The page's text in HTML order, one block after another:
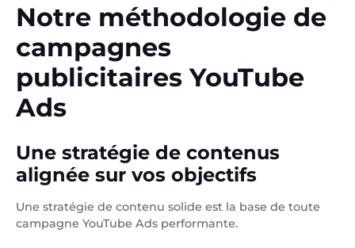
Notre méthodologie de
campagnes
publicitaires YouTube
Ads
Une stratégie de contenus
alignée sur vos objectifs
Une stratégie de contenu solide est la base de toute
campagne YouTube Ads performante.